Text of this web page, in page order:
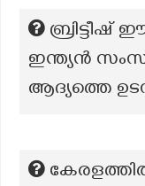
ബ്രിട്ടീഷ്
ഇന്ത്യൻ
ആദ്യത്തെ